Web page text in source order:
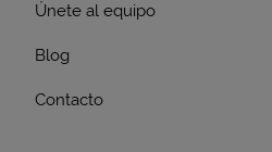
Únete al equipo
Blog
Contacto